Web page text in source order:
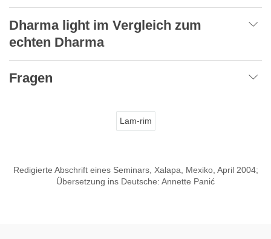
Dharma light im Vergleich zum
echten Dharma
Fragen
Lam-rim
Redigierte Abschrift eines Seminars, Xalapa, Mexiko, April 2004;
Übersetzung ins Deutsche: Annette Panić